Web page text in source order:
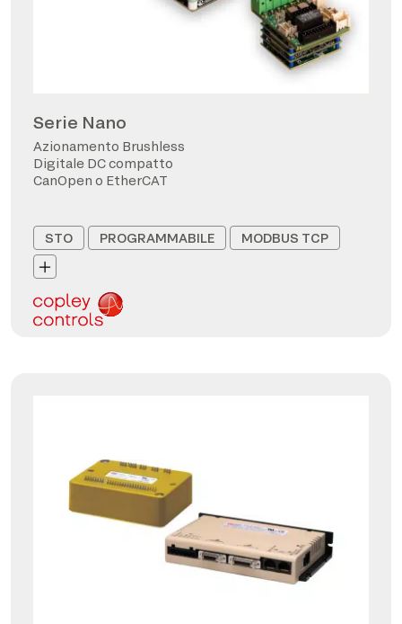
Serie Nano
Azionamento Brushless
Digitale DC compatto
CanOpen o EtherCAT
STO PROGRAMMABILE MODBUS TCP